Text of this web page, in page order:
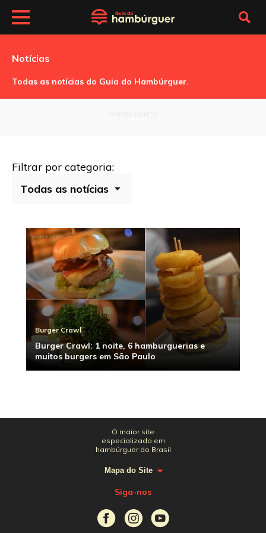
Notícias
Todas as notícias do Guia do Hambúrguer.
Filtrar por categoria:
Burger Crawl
Burger Crawl: 1 noite, 6 hamburguerias e
muitos burgers em São Paulo
O maior site
especializado em
hambúrguer do Brasil
Mapa do Site
Siga-nos